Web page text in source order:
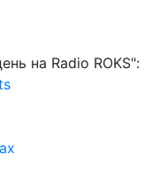
на Radio ROKS":